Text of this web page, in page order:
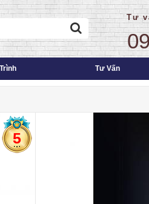
Tư
Tư Vấn
5 Bảo hành sản